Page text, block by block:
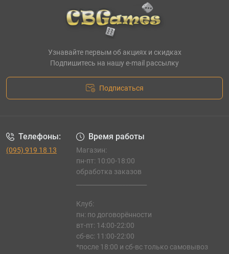
Узнавайте первым об акциях и скидках
Подпишитесь на нашу e-mail рассылку
Подписаться
Телефоны:
(095) 919 18 13
Время работы
Магазин:
пн-пт: 10:00-18:00
обработка заказов
Клуб:
пн: по договорённости
вт-пт: 14:00-22:00
сб-вс: 11:00-22:00
*после 18:00 и сб-вс только самовывоз